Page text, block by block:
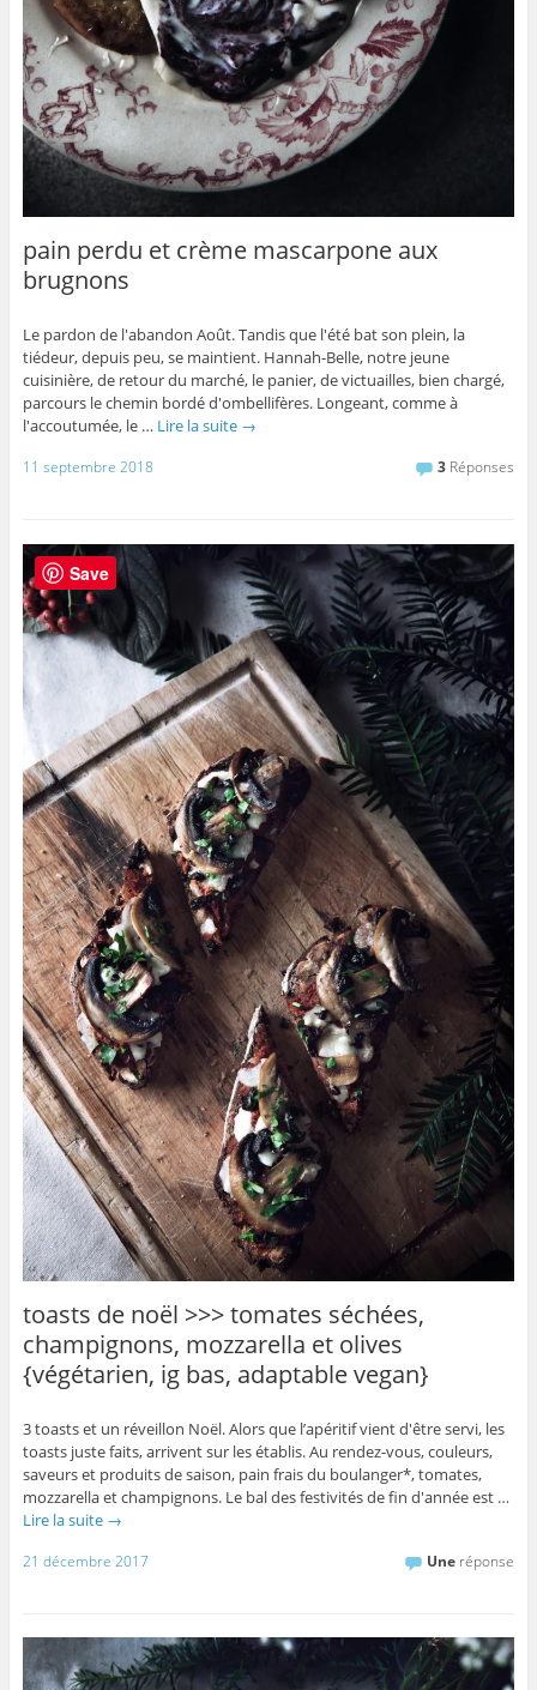
pain perdu et crème mascarpone aux
brugnons
Le pardon de l'abandon Août. Tandis que l'été bat son plein, la
tiédeur, depuis peu, se maintient. Hannah-Belle, notre jeune
cuisinière, de retour du marché, le panier, de victuailles, bien chargé,
parcours le chemin bordé d'ombellifères. Longeant, comme à
l'accoutumée, le … Lire la suite →
11 septembre 2018 3 Réponses
toasts de noël >>> tomates séchées,
champignons, mozzarella et olives
{végétarien, ig bas, adaptable vegan}
3 toasts et un réveillon Noël. Alors que l’apéritif vient d'être servi, les
toasts juste faits, arrivent sur les établis. Au rendez-vous, couleurs,
saveurs et produits de saison, pain frais du boulanger*, tomates,
mozzarella et champignons. Le bal des festivités de fin d'année est …
Lire la suite →
21 décembre 2017 Une réponse
Save